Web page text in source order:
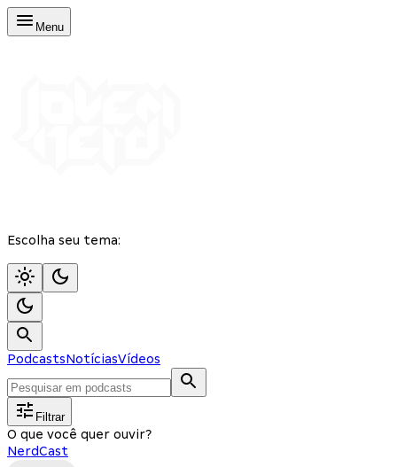
Menu
Escolha seu tema:
PodcastsNotíciasVídeos
Filtrar
O que você quer ouvir?
NerdCast